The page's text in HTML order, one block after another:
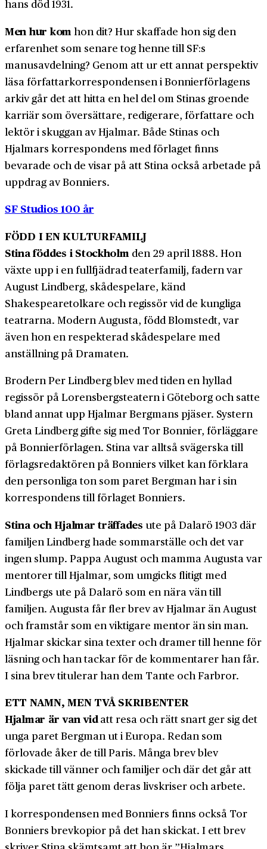
hans död 1931.
Men hur kom hon dit? Hur skaffade hon sig den
erfarenhet som senare tog henne till SF:s
manusavdelning? Genom att ur ett annat perspektiv
läsa författarkorrespondensen i Bonnierförlagens
arkiv går det att hitta en hel del om Stinas groende
karriär som översättare, redigerare, författare och
lektör i skuggan av Hjalmar. Både Stinas och
Hjalmars korrespondens med förlaget finns
bevarade och de visar på att Stina också arbetade på
uppdrag av Bonniers.
SF Studios 100 år
FÖDD I EN KULTURFAMILJ
Stina föddes i Stockholmden 29 april 1888. Hon
växte upp i en fullfjädrad teaterfamilj, fadern var
August Lindberg, skådespelare, känd
Shakespearetolkare och regissör vid de kungliga
teatrarna. Modern Augusta, född Blomstedt, var
även hon en respekterad skådespelare med
anställning på Dramaten.
Brodern Per Lindberg blev med tiden en hyllad
regissör på Lorensbergsteatern i Göteborg och satte
bland annat upp Hjalmar Bergmans pjäser. Systern
Greta Lindberg gifte sig med Tor Bonnier, förläggare
på Bonnierförlagen. Stina var alltså svägerska till
förlagsredaktören på Bonniers vilket kan förklara
den personliga ton som paret Bergman har i sin
korrespondens till förlaget Bonniers.
Stina och Hjalmar träffades ute på Dalarö 1903 där
familjen Lindberg hade sommarställe och det var
ingen slump. Pappa August och mamma Augusta var
mentorer till Hjalmar, som umgicks flitigt med
Lindbergs ute på Dalarö som en nära vän till
familjen. Augusta får fler brev av Hjalmar än August
och framstår som en viktigare mentor än sin man.
Hjalmar skickar sina texter och dramer till henne för
läsning och han tackar för de kommentarer han får.
I sina brev titulerar han dem Tante och Farbror.
ETT NAMN, MEN TVÅ SKRIBENTER
Hjalmar är van vidatt resa och rätt snart ger sig det
unga paret Bergman ut i Europa. Redan som
förlovade åker de till Paris. Många brev blev
skickade till vänner och familjer och där det går att
följa paret tätt genom deras livskriser och arbete.
I korrespondensen med Bonniers finns också Tor
Bonniers brevkopior på det han skickat. I ett brev